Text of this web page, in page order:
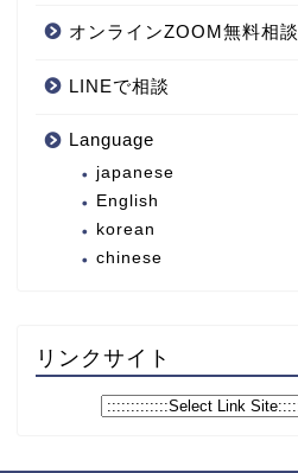
オンラインZOOM無料相談
LINEで相談
Language
japanese
English
korean
chinese
リンクサイト